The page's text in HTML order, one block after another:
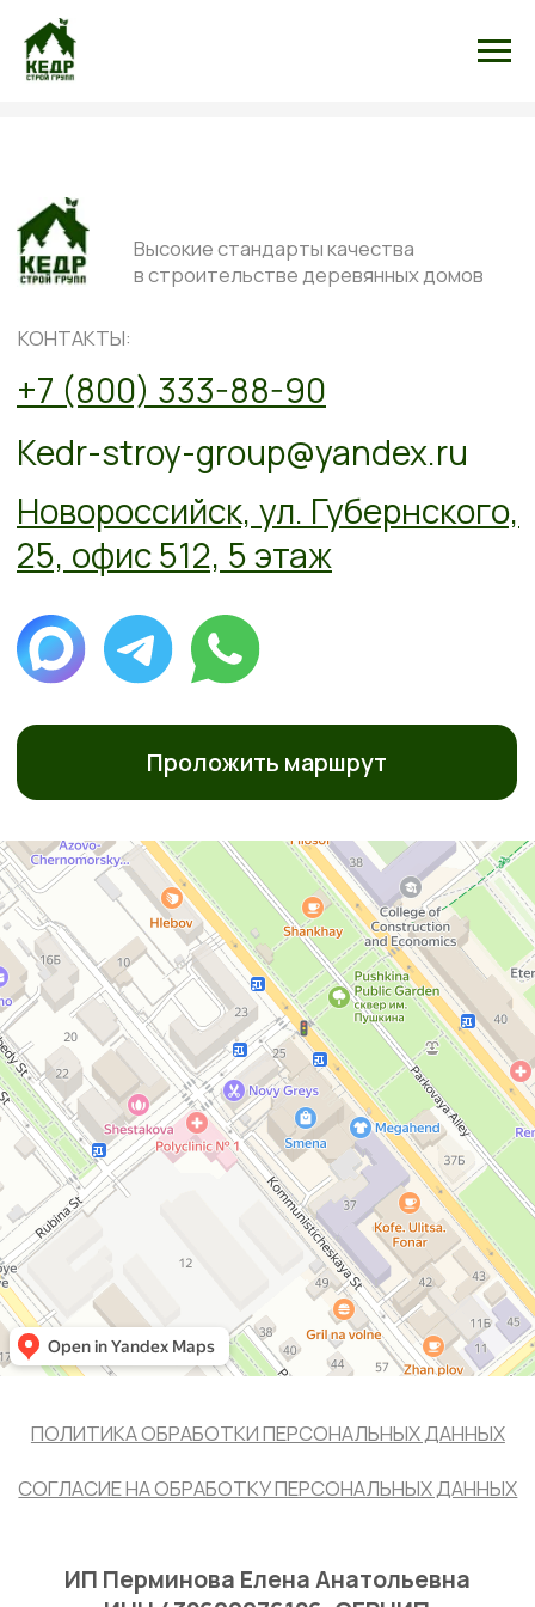
ИП Перминова Елена Анатольевна
ИНН 432600976126, ОГРНИП
315231500017916
СОГЛАСИЕ НА ОБРАБОТКУ ПЕРСОНАЛЬНЫХ ДАННЫХ
ПОЛИТИКА ОБРАБОТКИ ПЕРСОНАЛЬНЫХ ДАННЫХ
Проложить маршрут
КОНТАКТЫ:
+7 (800) 333-88-90
25, офис 512, 5 этаж
АДРЕС: